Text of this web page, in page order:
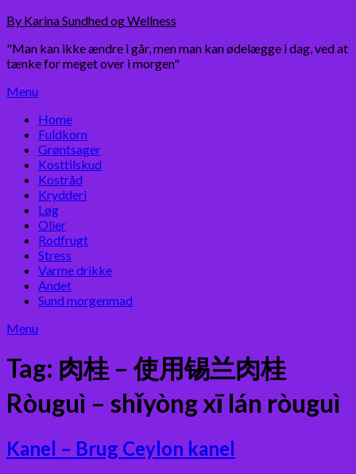
Skip
content
By Karina Sundhed og Wellness
"Man kan ikke ændre i går, men man kan ødelægge i dag, ved at
tænke for meget over i morgen"
Menu
Home
Fuldkorn
Grøntsager
Kosttilskud
Kostråd
Krydderi
Løg
Olier
Rodfrugt
Stress
Varme drikke
Andet
Sund morgenmad
Menu
Tag: 肉桂 – 使用锡兰肉桂
Ròuguì – shǐyòng xī lán ròuguì
Kanel – Brug Ceylon kanel